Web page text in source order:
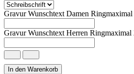
Gravur Wunschtext Damen Ringmaximal
Gravur Wunschtext Herren Ringmaximal
Roségoldene
Partnerringe
Carbon
In den Warenkorb